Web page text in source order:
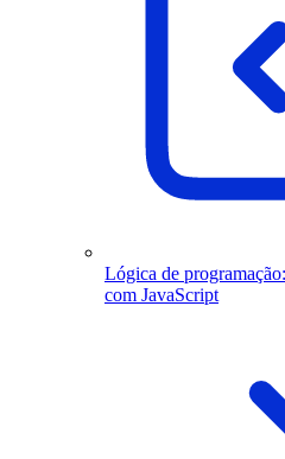
Lógica de
com JavaScript